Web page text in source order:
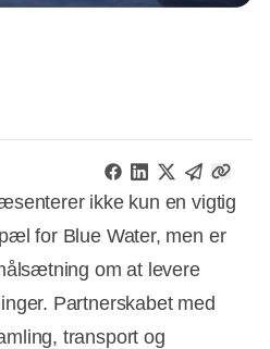
ikke kun en vigtig
for Blue Water, men er
om at levere
Partnerskabet med
transport og